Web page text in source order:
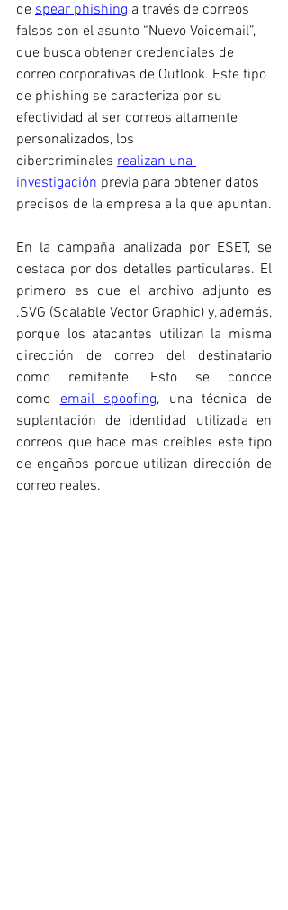
de spear phishing a través de correos
falsos con el asunto “Nuevo Voicemail”,
que busca obtener credenciales de
correo corporativas de Outlook. Este tipo
de phishing se caracteriza por su
efectividad al ser correos altamente
personalizados, los
cibercriminales realizan una
investigación previa para obtener datos
precisos de la empresa a la que apuntan.
En la campaña analizada por ESET, se
destaca por dos detalles particulares. El
primero es que el archivo adjunto es
.SVG (Scalable Vector Graphic) y, además,
porque los atacantes utilizan la misma
dirección de correo del destinatario
como remitente. Esto se conoce
como email spoofing, una técnica de
suplantación de identidad utilizada en
correos que hace más creíbles este tipo
de engaños porque utilizan dirección de
correo reales.